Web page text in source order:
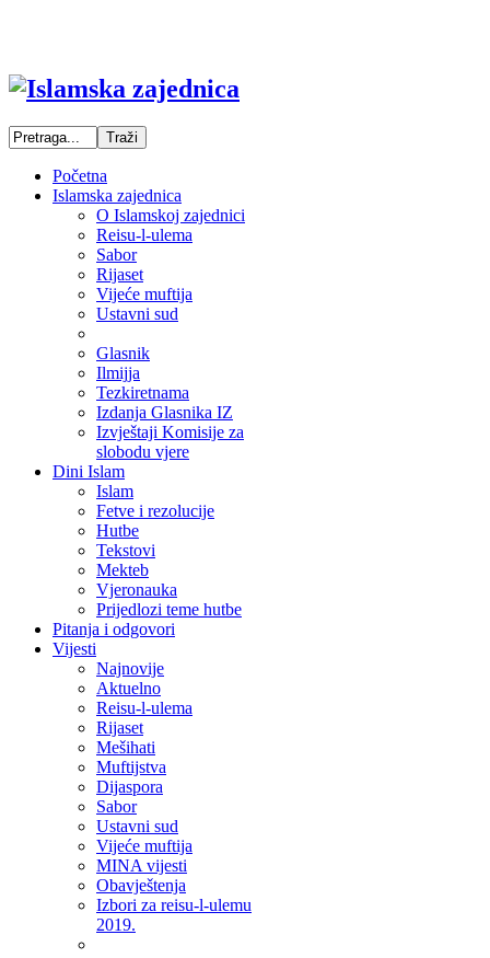
Početna
Islamska zajednica
O Islamskoj zajednici
Reisu-l-ulema
Sabor
Rijaset
Vijeće muftija
Ustavni sud
Glasnik
Ilmijja
Tezkiretnama
Izdanja Glasnika IZ
Izvještaji Komisije za
slobodu vjere
Dini Islam
Islam
Fetve i rezolucije
Hutbe
Tekstovi
Mekteb
Vjeronauka
Prijedlozi teme hutbe
Pitanja i odgovori
Vijesti
Najnovije
Aktuelno
Reisu-l-ulema
Rijaset
Mešihati
Muftijstva
Dijaspora
Sabor
Ustavni sud
Vijeće muftija
MINA vijesti
Obavještenja
Izbori za reisu-l-ulemu
2019.